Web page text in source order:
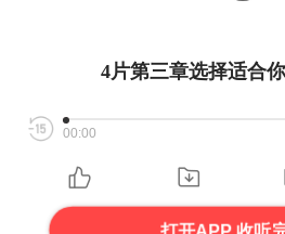
4片第三章选择适合
00:00